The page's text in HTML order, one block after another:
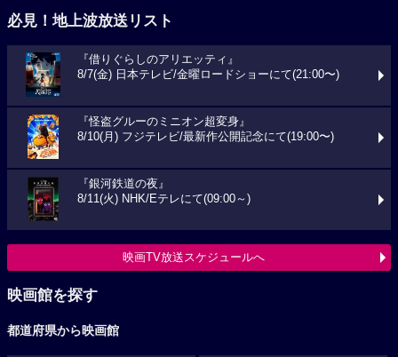
必見！地上波放送リスト
『借りぐらしのアリエッティ』
8/7(金) 日本テレビ/金曜ロードショーにて(21:00〜)
『怪盗グルーのミニオン超変身』
8/10(月) フジテレビ/最新作公開記念にて(19:00〜)
『銀河鉄道の夜』
8/11(火) NHK/Eテレにて(09:00～)
映画TV放送スケジュールへ
映画館を探す
都道府県から映画館